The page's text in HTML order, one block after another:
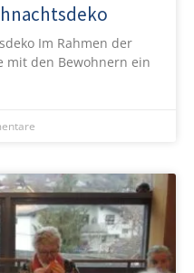
Im Rahmen der
mit den Bewohnern ein